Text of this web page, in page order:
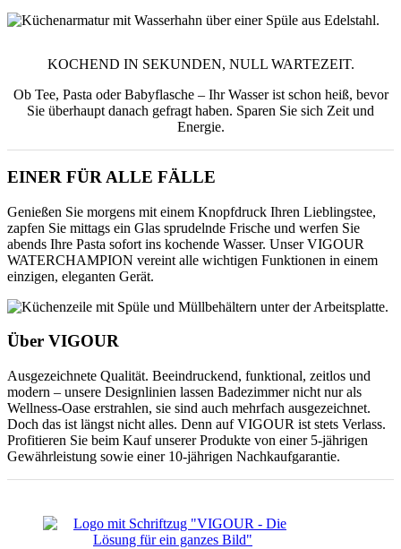
KOCHEND IN SEKUNDEN, NULL WARTEZEIT.
Ob Tee, Pasta oder Babyflasche – Ihr Wasser ist schon heiß, bevor
Sie überhaupt danach gefragt haben. Sparen Sie sich Zeit und
Energie.
EINER FÜR ALLE FÄLLE
Genießen Sie morgens mit einem Knopfdruck Ihren Lieblingstee,
zapfen Sie mittags ein Glas sprudelnde Frische und werfen Sie
abends Ihre Pasta sofort ins kochende Wasser. Unser VIGOUR
WATERCHAMPION vereint alle wichtigen Funktionen in einem
einzigen, eleganten Gerät.
Über VIGOUR
Ausgezeichnete Qualität. Beeindruckend, funktional, zeitlos und
modern – unsere Designlinien lassen Badezimmer nicht nur als
Wellness-Oase erstrahlen, sie sind auch mehrfach ausgezeichnet.
Doch das ist längst nicht alles. Denn auf VIGOUR ist stets Verlass.
Profitieren Sie beim Kauf unserer Produkte von einer 5-jährigen
Gewährleistung sowie einer 10-jährigen Nachkaufgarantie.